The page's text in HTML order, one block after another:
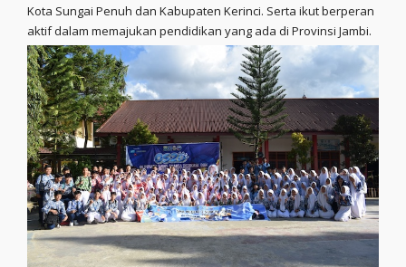
Kota Sungai Penuh dan Kabupaten Kerinci. Serta ikut berperan
aktif dalam memajukan pendidikan yang ada di Provinsi Jambi.